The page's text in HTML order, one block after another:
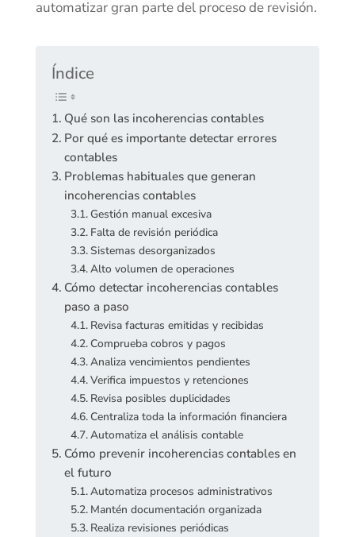
automatizar gran parte del proceso de revisión.
Índice
Qué son las incoherencias contables
Por qué es importante detectar errores
contables
Problemas habituales que generan
incoherencias contables
Gestión manual excesiva
Falta de revisión periódica
Sistemas desorganizados
Alto volumen de operaciones
Cómo detectar incoherencias contables
paso a paso
Revisa facturas emitidas y recibidas
Comprueba cobros y pagos
Analiza vencimientos pendientes
Verifica impuestos y retenciones
Revisa posibles duplicidades
Centraliza toda la información financiera
Automatiza el análisis contable
Cómo prevenir incoherencias contables en
el futuro
Automatiza procesos administrativos
Mantén documentación organizada
Realiza revisiones periódicas